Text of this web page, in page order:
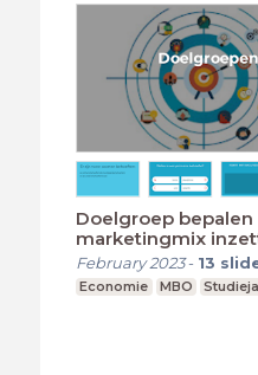
Doelgroep bepalen
marketingmix
February 2023- 13
Economie MBO